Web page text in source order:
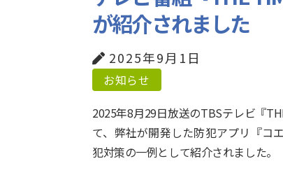
が紹介されました
2025年9月1日
お知らせ
2025年8月29日放送のTBSテレビ『
て、弊社が開発した防犯アプリ『コ
犯対策の一例として紹介されました。